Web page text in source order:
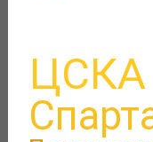
ЦСКА